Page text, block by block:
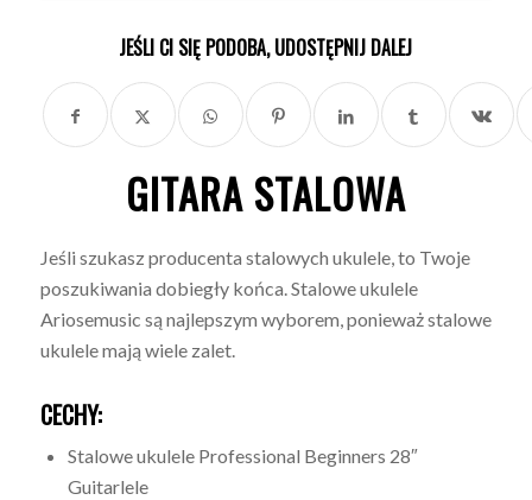
JEŚLI CI SIĘ PODOBA, UDOSTĘPNIJ DALEJ
GITARA STALOWA
Jeśli szukasz producenta stalowych ukulele, to Twoje
poszukiwania dobiegły końca. Stalowe ukulele
Ariosemusic są najlepszym wyborem, ponieważ stalowe
ukulele mają wiele zalet.
CECHY:
Stalowe ukulele Professional Beginners 28″
Guitarlele